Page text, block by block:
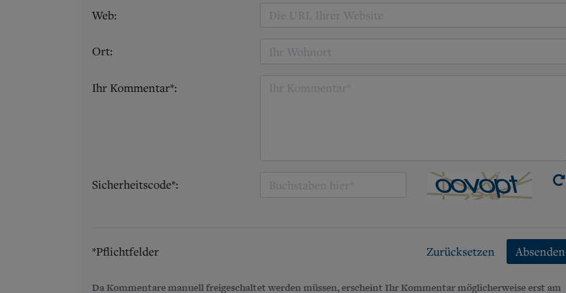
Web:
Ort:
Ihr Kommentar*:
Sicherheitscode*:
*Pflichtfelder Zurücksetzen Absenden
Da Kommentare manuell freigeschaltet werden müssen, erscheint Ihr Kommentar möglicherweise erst am